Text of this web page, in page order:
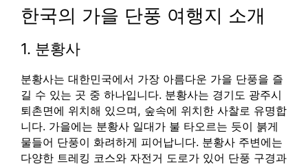
한국의 가을 단풍 여행지 소개
1. 분황사
분황사는 대한민국에서 가장 아름다운 가을 단풍을 즐
길 수 있는 곳 중 하나입니다. 분황사는 경기도 광주시
퇴촌면에 위치해 있으며, 숲속에 위치한 사찰로 유명합
니다. 가을에는 분황사 일대가 불 타오르는 듯이 붉게
물들어 단풍이 화려하게 피어납니다. 분황사 주변에는
다양한 트레킹 코스와 자전거 도로가 있어 단풍 구경과